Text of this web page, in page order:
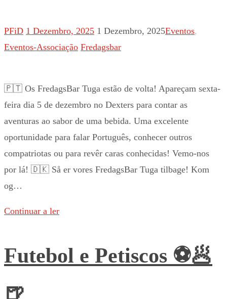
PFiD 1 Dezembro, 2025 1 Dezembro, 2025Eventos,
Eventos-Associação Fredagsbar
🇵🇹 Os FredagsBar Tuga estão de volta! Apareçam sexta-
feira dia 5 de dezembro no Dexters para contar as
aventuras ao sabor de uma bebida. Uma excelente
oportunidade para falar Português, conhecer outros
compatriotas ou para revêr caras conhecidas! Vemo-nos
por lá! 🇩🇰 Så er vores FredagsBar Tuga tilbage! Kom
og…
Continuar a ler
Futebol e Petiscos ⚽️🥟
🍺